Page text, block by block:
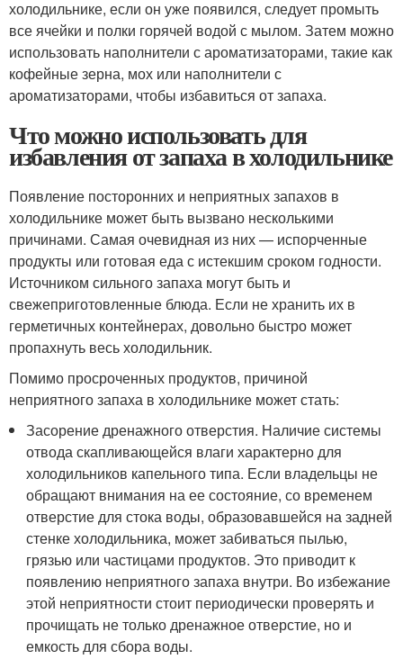
холодильнике, если он уже появился, следует промыть
все ячейки и полки горячей водой с мылом. Затем можно
использовать наполнители с ароматизаторами, такие как
кофейные зерна, мох или наполнители с
ароматизаторами, чтобы избавиться от запаха.
Что можно использовать для
избавления от запаха в холодильнике
Появление посторонних и неприятных запахов в
холодильнике может быть вызвано несколькими
причинами. Самая очевидная из них — испорченные
продукты или готовая еда с истекшим сроком годности.
Источником сильного запаха могут быть и
свежеприготовленные блюда. Если не хранить их в
герметичных контейнерах, довольно быстро может
пропахнуть весь холодильник.
Помимо просроченных продуктов, причиной
неприятного запаха в холодильнике может стать:
Засорение дренажного отверстия. Наличие системы
отвода скапливающейся влаги характерно для
холодильников капельного типа. Если владельцы не
обращают внимания на ее состояние, со временем
отверстие для стока воды, образовавшейся на задней
стенке холодильника, может забиваться пылью,
грязью или частицами продуктов. Это приводит к
появлению неприятного запаха внутри. Во избежание
этой неприятности стоит периодически проверять и
прочищать не только дренажное отверстие, но и
емкость для сбора воды.